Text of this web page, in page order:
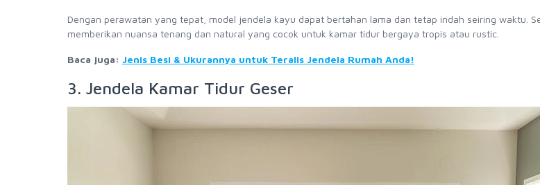
Dengan perawatan yang tepat, model jendela kayu dapat bertahan lama dan tetap indah seiring waktu.
memberikan nuansa tenang dan natural yang cocok untuk kamar tidur bergaya tropis atau rustic.
Baca juga: Jenis Besi & Ukurannya untuk Teralis Jendela Rumah Anda!
3. Jendela Kamar Tidur Geser